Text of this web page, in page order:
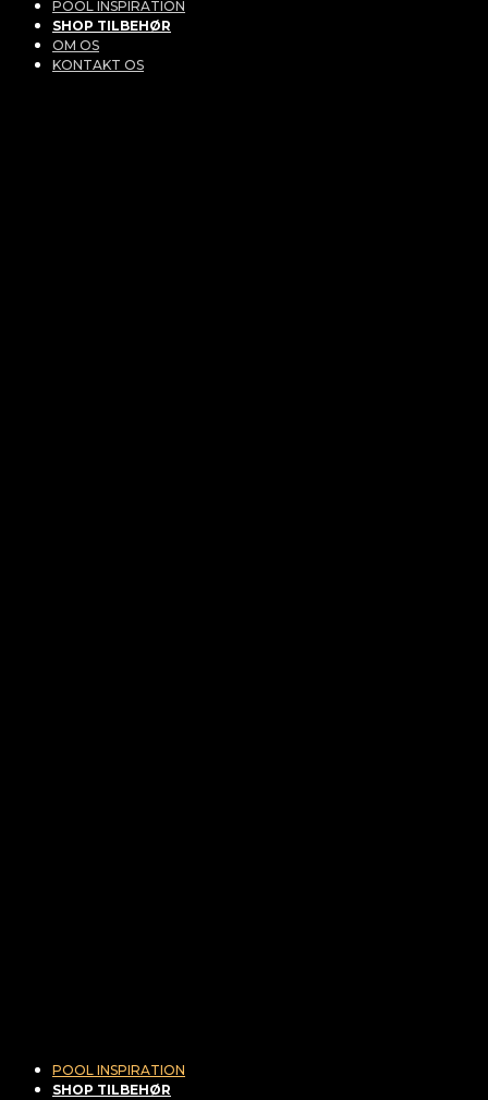
POOL INSPIRATION
SHOP TILBEHØR
OM OS
KONTAKT OS
POOL INSPIRATION
SHOP TILBEHØR